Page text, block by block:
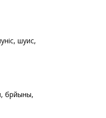
шуис,
бӧрйыны,